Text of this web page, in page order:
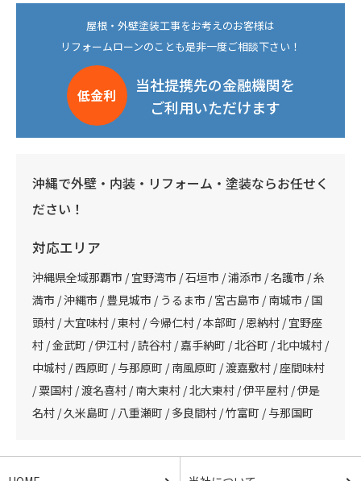
屋根・外壁塗装工事をお考えのお客様は
リフォームローンのことも是非一度ご相談下さい！
低金利
当社提携先の金融機関を
ご利用いただけます
沖縄で外壁・内装・リフォーム・塗装ならお任せく
ださい！
対応エリア
沖縄県全域那覇市 / 宜野湾市 / 石垣市 / 浦添市 / 名護市 / 糸
満市 / 沖縄市 / 豊見城市 / うるま市 / 宮古島市 / 南城市 / 国
頭村 / 大宜味村 / 東村 / 今帰仁村 / 本部町 / 恩納村 / 宜野座
村 / 金武町 / 伊江村 / 読谷村 / 嘉手納町 / 北谷町 / 北中城村 /
中城村 / 西原町 / 与那原町 / 南風原町 / 渡嘉敷村 / 座間味村
/ 粟国村 / 渡名喜村 / 南大東村 / 北大東村 / 伊平屋村 / 伊是
名村 / 久米島町 / 八重瀬町 / 多良間村 / 竹富町 / 与那国町